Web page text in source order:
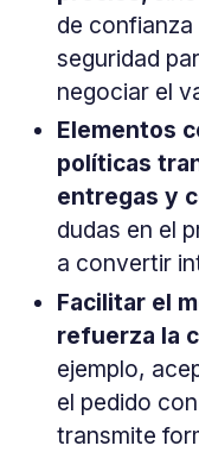
de confianza
seguridad
negociar el
Elementos
políticas
entregas y
dudas en el
a convertir
Facilitar el
refuerza la
ejemplo,
el pedido
transmite